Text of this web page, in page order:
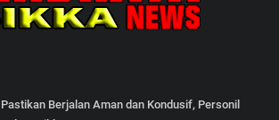
Pastikan Berjalan Aman dan Kondusif, Personil